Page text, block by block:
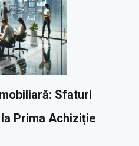
Sfaturi
Prima Achiziție